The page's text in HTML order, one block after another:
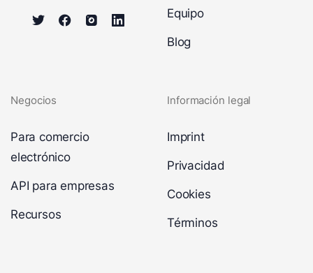
Equipo
Blog
Negocios
Para comercio
electrónico
API para empresas
Recursos
Información legal
Imprint
Privacidad
Cookies
Términos